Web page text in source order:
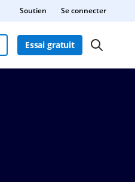
Soutien Se connecter
Essai gratuit